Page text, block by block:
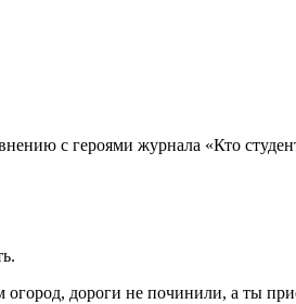
с героями журнала «Кто
дороги не починили, а ты